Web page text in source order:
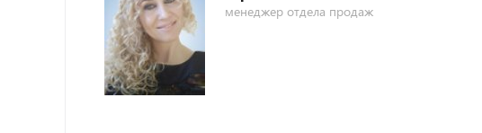
менеджер отдела продаж